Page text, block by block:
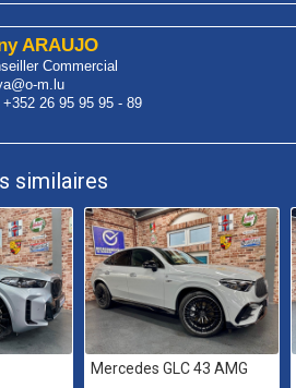
ARAUJO
Commercial
m.lu
+352 26 95 95 95 - 89
similaires
Mercedes GLC 43 AMG